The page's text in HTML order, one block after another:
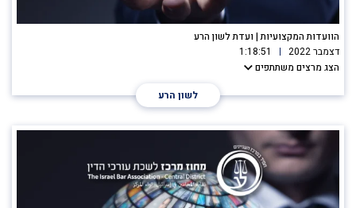
הוועדות המקצועיות | ועדת לשון הרע
דצמבר 2022
1:18:51
הצג מרצים משתתפים
לשון הרע